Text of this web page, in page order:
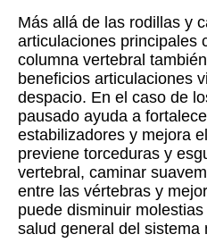
Más allá de las rodillas y
articulaciones principales
columna vertebral
beneficios articulaciones
despacio. En el caso de
pausado ayuda a
estabilizadores y mejora
previene torceduras y
vertebral, caminar
entre las vértebras y
puede disminuir
salud general del sistema